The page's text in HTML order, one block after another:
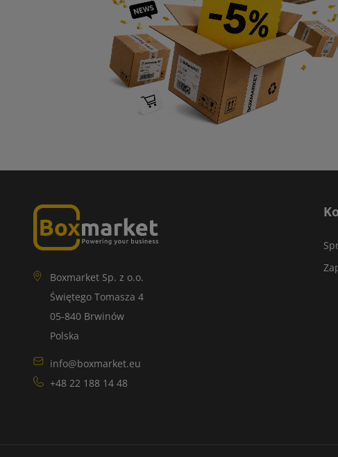
Boxmarket Sp. z o.o.
Świętego Tomasza 4
05-840 Brwinów
Polska
info@boxmarket.eu
+48 22 188 14 48